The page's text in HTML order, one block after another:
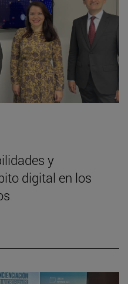
y
digital en los